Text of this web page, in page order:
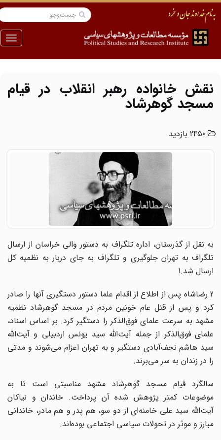
منو
نقش خانواده رهبر انقلاب در قیام
مسجد گوهرشاد
2450 بازدید
به نقل از گذرستان، اداره تلگراف به دستور والی خراسان از ارسال
تلگراف به تهران جلوگیری و تلگراف به جای دربار به نظمیه کل
ارسال شد.1
2 رضاشاه پس از اطلاع از اقدام علما دستور دستگیری آنها را صادر
کرد و پس از قتل عام خونین مردم در مسجد گوهرشاد نظمیه
مشهد به سرعت علمای فوق‌الذکر را دستگیر کرد. بر اساس اسناد،
علمای فوق‌الذکر از جمله آیت‌الله سید یونس اردبیلی و آیت‌الله
سید هاشم نجف‌آبادی دستگیر و به تهران اعزام می‌شوند و مدتی
را در زندان به سر می‌برند.
سالگرد قیام مسجد گوهرشاد مشهد مناسبتی است تا به
موضوعات کمتر پژوهش شده آن پرداخت. خاندان و نیاکان
آیت‌الله سید علی خامنه‌ای از دو سو، هم پدر و هم مادر، خاندانی
مبارز و موثر در تحولات سیاسی اجتماعی بوده‌اند.